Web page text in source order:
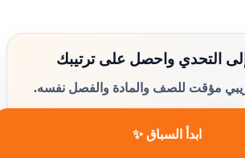
التحدي واحصل على ترتيبك
مؤقت للصف والمادة والفصل نفسه.
ابدأ السباق ✨